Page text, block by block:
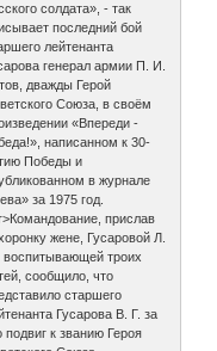
солдата», - так
последний бой
лейтенанта
генерал армии П. И.
дважды Герой
Союза, в своём
«Впереди -
написанном к 30-
Победы и
в журнале
за 1975 год.
прислав
жене, Гусаровой Л.
воспитывающей троих
сообщило, что
старшего
Гусарова В. Г. за
подвиг к званию Героя